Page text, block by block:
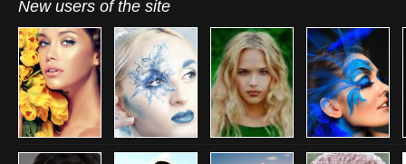
New users of the site